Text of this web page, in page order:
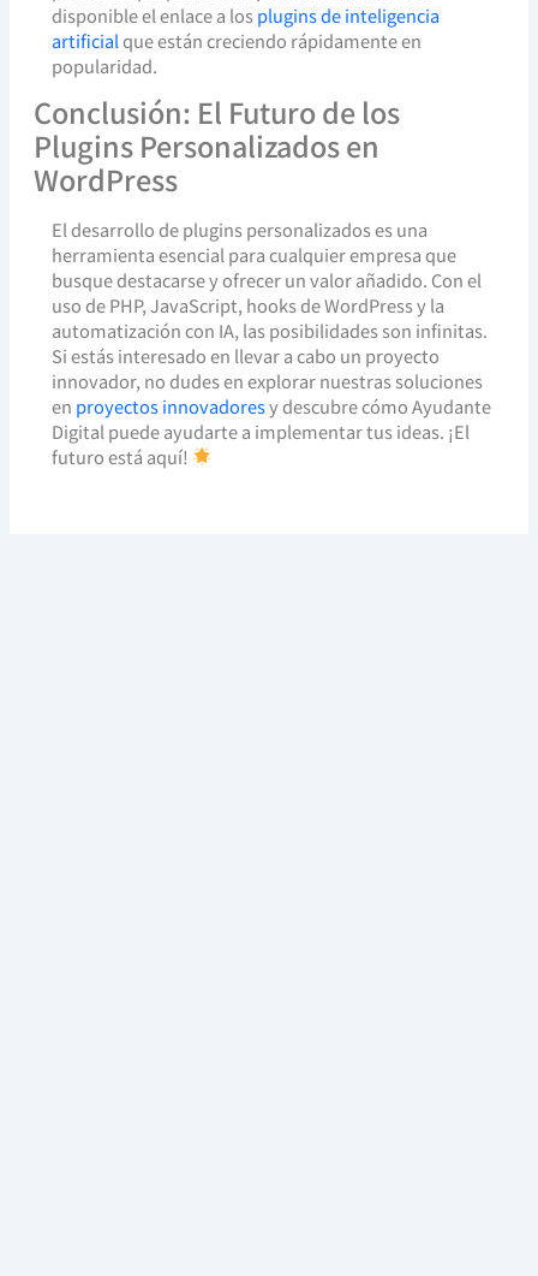
disponible el enlace a losplugins de inteligencia
artificialque están creciendo rápidamente en
popularidad.
Conclusión: El Futuro de los
Plugins Personalizados en
WordPress
El desarrollo de plugins personalizados es una
herramienta esencial para cualquier empresa que
busque destacarse y ofrecer un valor añadido. Con el
uso de PHP, JavaScript, hooks de WordPress y la
automatización con IA, las posibilidades son infinitas.
Si estás interesado en llevar a cabo un proyecto
innovador, no dudes en explorar nuestras soluciones
en proyectos innovadoresy descubre cómo Ayudante
Digital puede ayudarte a implementar tus ideas. ¡El
futuro está aquí!